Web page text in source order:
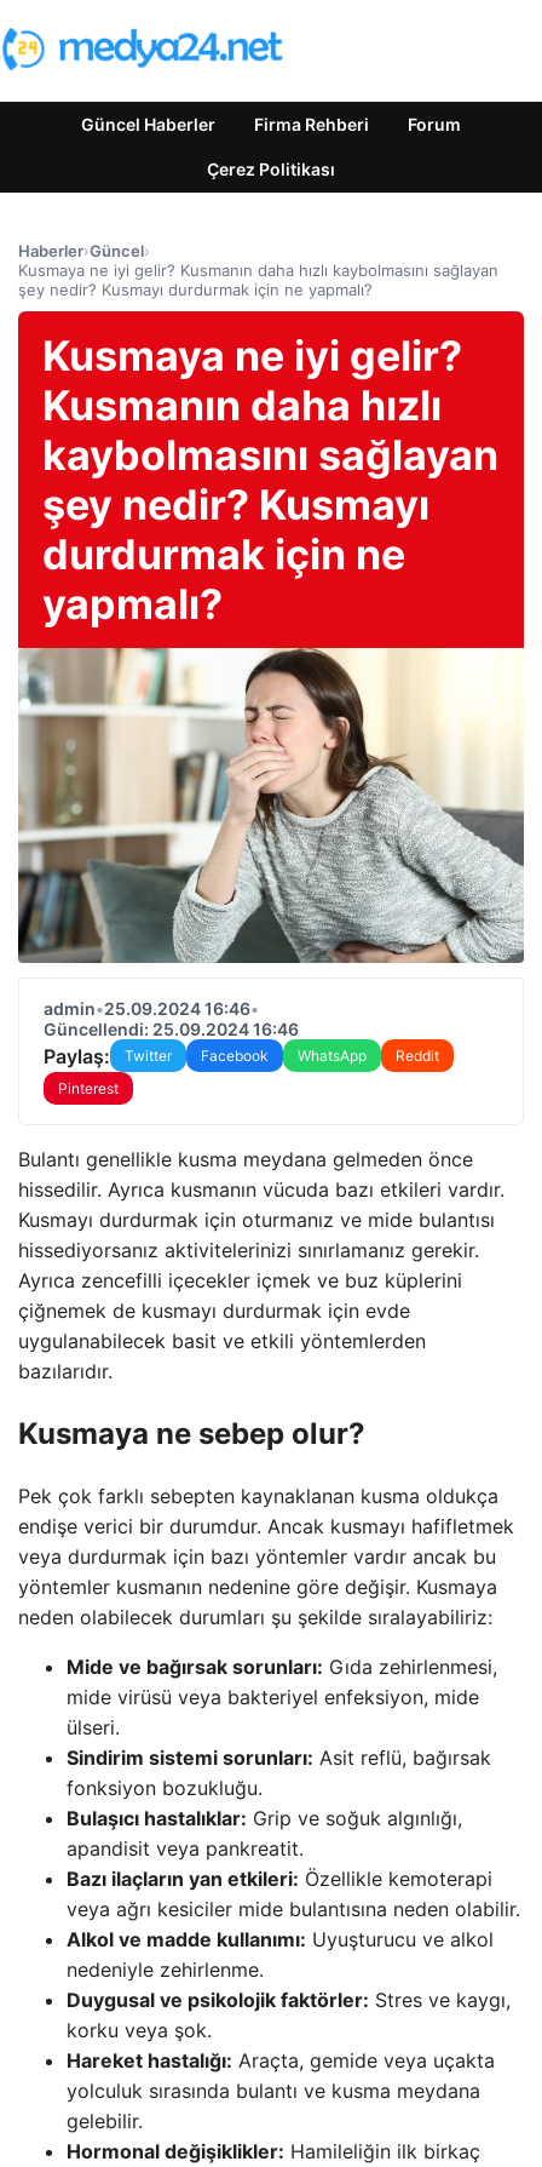
Güncel Haberler Firma Rehberi Forum
Çerez Politikası
Haberler›Güncel›
Kusmaya ne iyi gelir? Kusmanın daha hızlı kaybolmasını sağlayan
şey nedir? Kusmayı durdurmak için ne yapmalı?
Kusmaya ne iyi gelir?
Kusmanın daha hızlı
kaybolmasını sağlayan
şey nedir? Kusmayı
durdurmak için ne
yapmalı?
admin•25.09.2024 16:46•
Güncellendi: 25.09.2024 16:46
Paylaş: Twitter Facebook WhatsApp
Reddit
Pinterest
Bulantı genellikle kusma meydana gelmeden önce
hissedilir. Ayrıca kusmanın vücuda bazı etkileri vardır.
Kusmayı durdurmak için oturmanız ve mide bulantısı
hissediyorsanız aktivitelerinizi sınırlamanız gerekir.
Ayrıca zencefilli içecekler içmek ve buz küplerini
çiğnemek de kusmayı durdurmak için evde
uygulanabilecek basit ve etkili yöntemlerden
bazılarıdır.
Kusmaya ne sebep olur?
Pek çok farklı sebepten kaynaklanan kusma oldukça
endişe verici bir durumdur. Ancak kusmayı hafifletmek
veya durdurmak için bazı yöntemler vardır ancak bu
yöntemler kusmanın nedenine göre değişir. Kusmaya
neden olabilecek durumları şu şekilde sıralayabiliriz:
Mide ve bağırsak sorunları: Gıda zehirlenmesi,
mide virüsü veya bakteriyel enfeksiyon, mide
ülseri.
Sindirim sistemi sorunları: Asit reflü, bağırsak
fonksiyon bozukluğu.
Bulaşıcı hastalıklar: Grip ve soğuk algınlığı,
apandisit veya pankreatit.
Bazı ilaçların yan etkileri: Özellikle kemoterapi
veya ağrı kesiciler mide bulantısına neden olabilir.
Alkol ve madde kullanımı: Uyuşturucu ve alkol
nedeniyle zehirlenme.
Duygusal ve psikolojik faktörler: Stres ve kaygı,
korku veya şok.
Hareket hastalığı: Araçta, gemide veya uçakta
yolculuk sırasında bulantı ve kusma meydana
gelebilir.
Hormonal değişiklikler: Hamileliğin ilk birkaç